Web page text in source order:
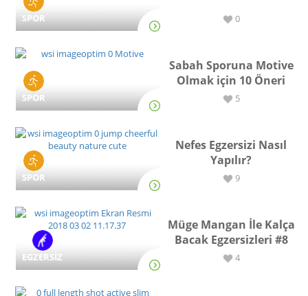
SPOR 0
SPOR
Sabah Sporuna Motive
Olmak için 10 Öneri
5
SPOR
Nefes Egzersizi Nasıl
Yapılır?
9
EGZERSİZ
Müge Mangan İle Kalça
Bacak Egzersizleri #8
4